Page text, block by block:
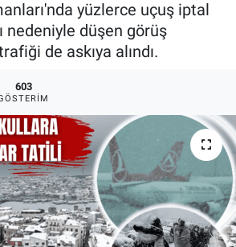
yüzlerce uçuş iptal
nedeniyle düşen görüş
de askıya alındı.
603